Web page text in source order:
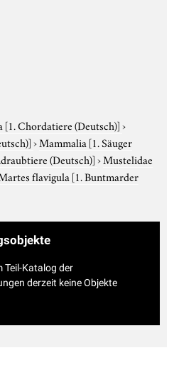
[1. Chordatiere (Deutsch)]›
›Mammalia [1. Säuger
(Deutsch)]›Mustelidae
flavigula [1. Buntmarder
Teil-Katalog der
derzeit keine Objekte